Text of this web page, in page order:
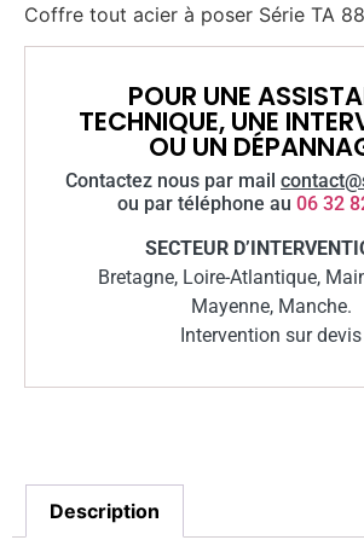
Coffre tout acier à poser Série TA
POUR UNE
TECHNIQUE, UNE
OU UN
Contactez nous par mail
ou par téléphone au 06 32
SECTEUR
Bretagne, Loire-Atlantique,
Mayenne, Manche.
Intervention sur devis
Description